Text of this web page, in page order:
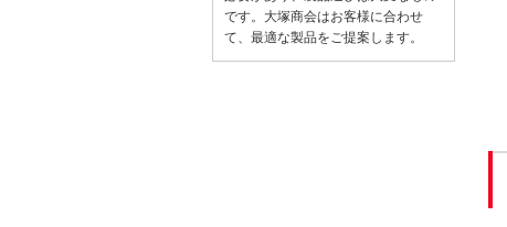
です。大塚商会はお客様に合わせ
て、最適な製品をご提案します。